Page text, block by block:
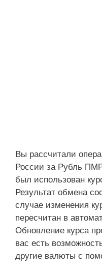
Вы рассчитали
России за Рубль
был использован
Результат обмена
случае изменения
пересчитан в
Обновление курса
вас есть
другие валюты с